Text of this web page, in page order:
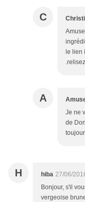
C
le lien
A
Je ne
de
H hiba 27/06/
Bonjour, s'il
vergeoise